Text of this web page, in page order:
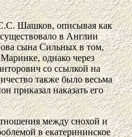
С.С. Шашков, описывая как
в Англии
сына Сильных в том,
однако через
со ссылкой на
также было весьма
приказал наказать его
между снохой и
в екатерининское